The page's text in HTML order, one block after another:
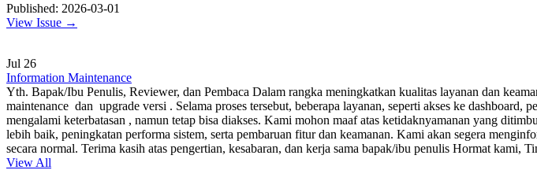
Published: 2026-03-01
View Issue →
Jul 26
Information Maintenance
Yth. Bapak/Ibu Penulis, Reviewer, dan Pembaca Dalam rangka meningkatkan kualitas layanan dan
maintenance dan upgrade versi . Selama proses tersebut, beberapa layanan, seperti akses ke
mengalami keterbatasan , namun tetap bisa diakses. Kami mohon maaf atas ketidaknyamanan yang
lebih baik, peningkatan performa sistem, serta pembaruan fitur dan keamanan. Kami akan segera
secara normal. Terima kasih atas pengertian, kesabaran, dan kerja sama bapak/ibu penulis Hormat kami,
View All